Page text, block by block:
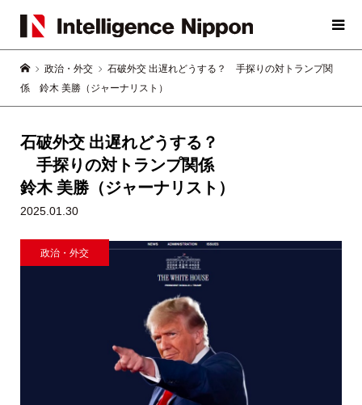
政治・外交
石破外交 出遅れどうする？ 手探りの対トランプ関
係 鈴木 美勝（ジャーナリスト）
石破外交 出遅れどうする？
手探りの対トランプ関係
鈴木 美勝（ジャーナリスト）
2025.01.30
政治・外交